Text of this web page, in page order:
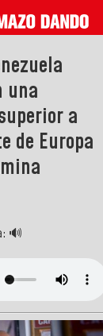
una
a
de Europa
🔊